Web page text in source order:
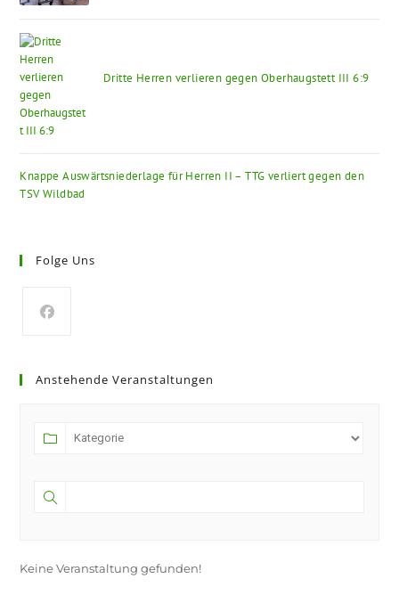
Dritte Herren verlieren gegen Oberhaugstett III 6:9
Knappe Auswärtsniederlage für Herren II – TTG verliert gegen den
TSV Wildbad
Folge Uns
Anstehende Veranstaltungen
Keine Veranstaltung gefunden!